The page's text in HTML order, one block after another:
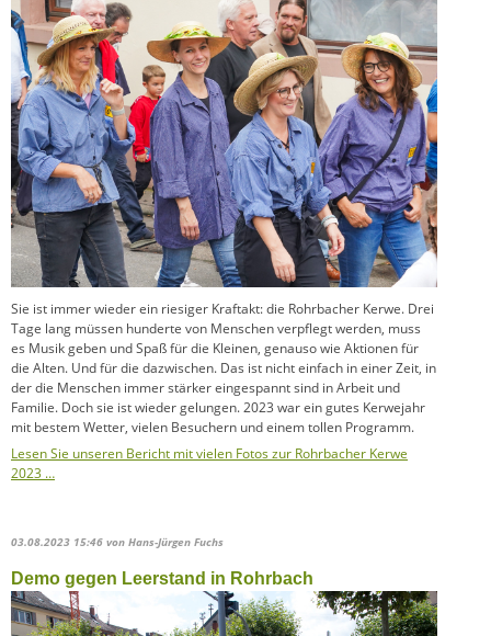
Sie ist immer wieder ein riesiger Kraftakt: die Rohrbacher Kerwe. Drei
Tage lang müssen hunderte von Menschen verpflegt werden, muss
es Musik geben und Spaß für die Kleinen, genauso wie Aktionen für
die Alten. Und für die dazwischen. Das ist nicht einfach in einer Zeit, in
der die Menschen immer stärker eingespannt sind in Arbeit und
Familie. Doch sie ist wieder gelungen. 2023 war ein gutes Kerwejahr
mit bestem Wetter, vielen Besuchern und einem tollen Programm.
Lesen Sie unseren Bericht mit vielen Fotos zur Rohrbacher Kerwe
2023 …
03.08.2023 15:46 von Hans-Jürgen Fuchs
Demo gegen Leerstand in Rohrbach